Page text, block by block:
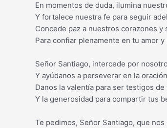
En momentos de duda, ilumina
Y fortalece nuestra fe para seguir
Concede paz a nuestros corazones
Para confiar plenamente en tu amor
Señor Santiago, intercede por
Y ayúdanos a perseverar en la
Danos la valentía para ser testigos
Y la generosidad para compartir tus
Te pedimos, Señor Santiago, que